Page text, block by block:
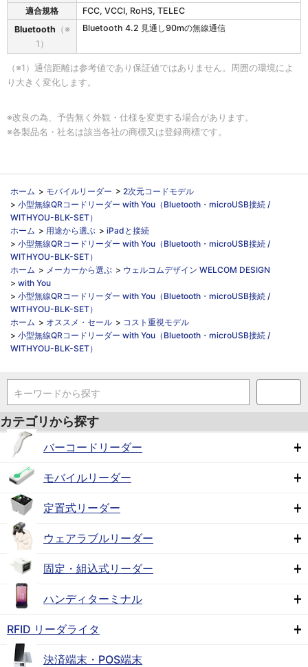
適合規格
FCC, VCCI, RoHS, TELEC
Bluetooth （※
1）
Bluetooth 4.2 見通し90mの無線通信
（※1）通信距離は参考値であり保証値ではありません。周囲の環境によ
り大きく変化します。
※改良の為、予告無く外観・仕様を変更する場合があります。
※各製品名・社名は該当各社の商標又は登録商標です。
ホーム > モバイルリーダー > 2次元コードモデル
> 小型無線QRコードリーダー with You（Bluetooth・microUSB接続 /
WITHYOU-BLK-SET）
ホーム > 用途から選ぶ > iPadと接続
> 小型無線QRコードリーダー with You（Bluetooth・microUSB接続 /
WITHYOU-BLK-SET）
ホーム > メーカーから選ぶ > ウェルコムデザイン WELCOM DESIGN
> with You
> 小型無線QRコードリーダー with You（Bluetooth・microUSB接続 /
WITHYOU-BLK-SET）
ホーム > オススメ・セール > コスト重視モデル
> 小型無線QRコードリーダー with You（Bluetooth・microUSB接続 /
WITHYOU-BLK-SET）
キーワードから探す
カテゴリから探す
バーコードリーダー
モバイルリーダー
定置式リーダー
ウェアラブルリーダー
固定・組込式リーダー
ハンディターミナル
RFID リーダライタ
決済端末・POS端末